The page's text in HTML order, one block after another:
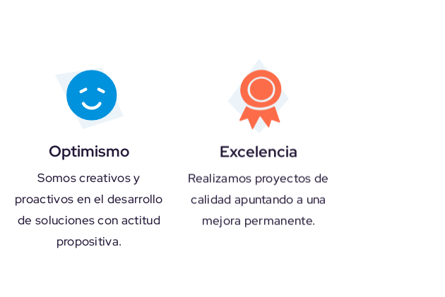
Optimismo
Somos creativos y
proactivos en el desarrollo
de soluciones con actitud
propositiva.
Excelencia
Realizamos proyectos de
calidad apuntando a una
mejora permanente.